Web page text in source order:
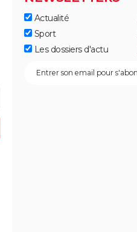
Actualité
Sport
Les dossiers d'actu